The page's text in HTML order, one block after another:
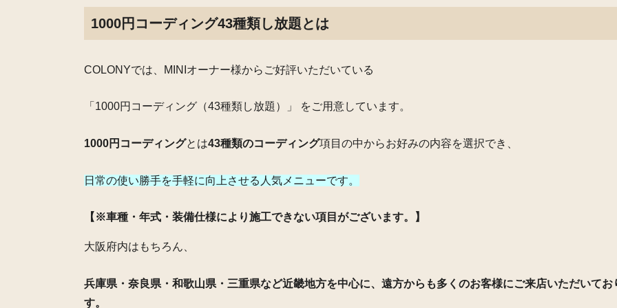
1000円コーディング43種類し放題とは
COLONYでは、MINIオーナー様からご好評いただいている
「1000円コーディング（43種類し放題）」 をご用意しています。
1000円コーディングとは43種類のコーディング項目の中からお好みの内容を選択でき、
日常の使い勝手を手軽に向上させる人気メニューです。
【※車種・年式・装備仕様により施工できない項目がございます。】
大阪府内はもちろん、
兵庫県・奈良県・和歌山県・三重県など近畿地方を中心に、遠方からも多くのお客様にご来店いただいてお
す。